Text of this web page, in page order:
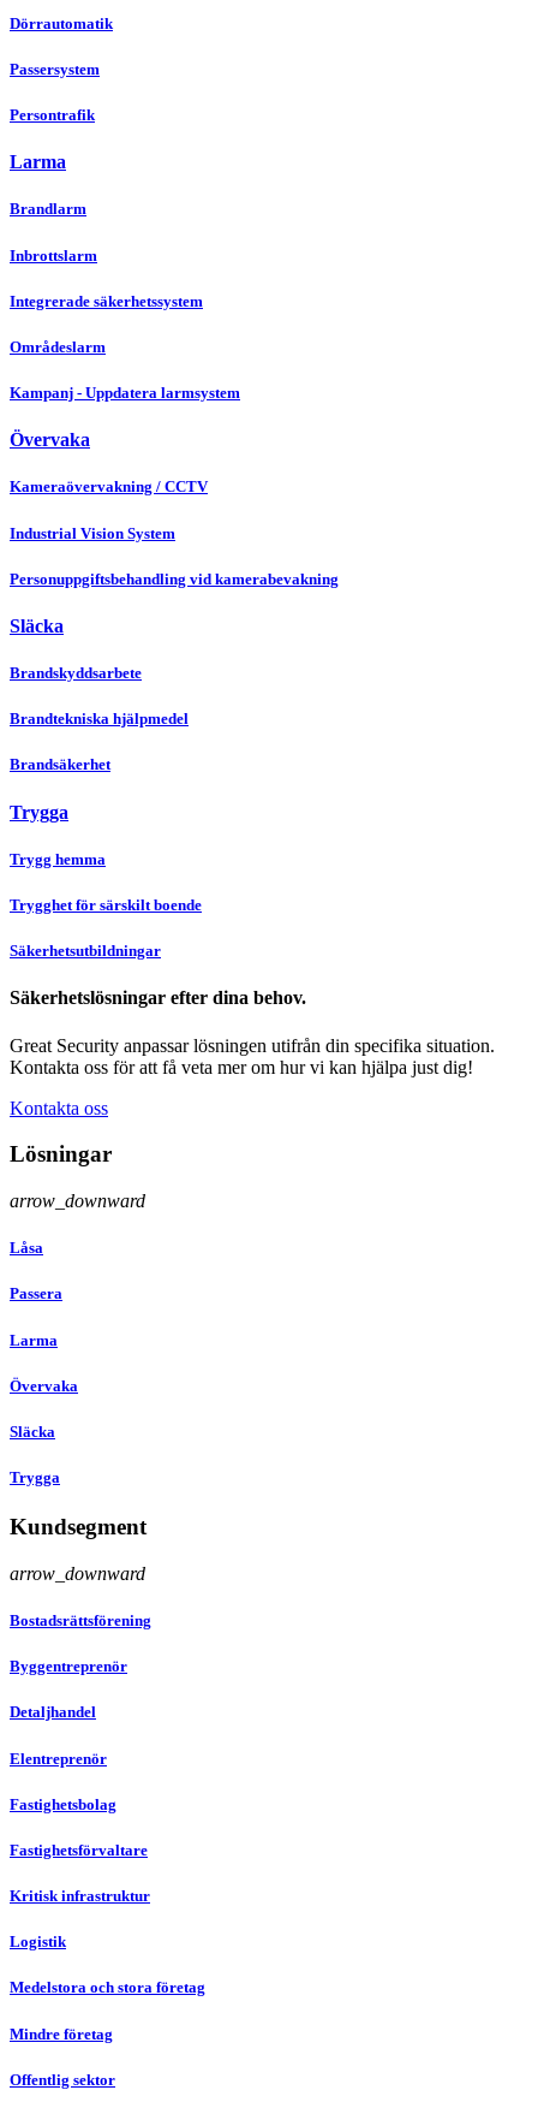
Dörrautomatik
Passersystem
Persontrafik
Larma
Brandlarm
Inbrottslarm
Integrerade säkerhetssystem
Områdeslarm
Kampanj - Uppdatera larmsystem
Övervaka
Kameraövervakning / CCTV
Industrial Vision System
Personuppgiftsbehandling vid kamerabevakning
Släcka
Brandskyddsarbete
Brandtekniska hjälpmedel
Brandsäkerhet
Trygga
Trygg hemma
Trygghet för särskilt boende
Säkerhetsutbildningar
Säkerhetslösningar efter dina behov.
Great Security anpassar lösningen utifrån din specifika situation.
Kontakta oss för att få veta mer om hur vi kan hjälpa just dig!
Kontakta oss
Lösningar
arrow_downward
Låsa
Passera
Larma
Övervaka
Släcka
Trygga
Kundsegment
arrow_downward
Bostadsrättsförening
Byggentreprenör
Detaljhandel
Elentreprenör
Fastighetsbolag
Fastighetsförvaltare
Kritisk infrastruktur
Logistik
Medelstora och stora företag
Mindre företag
Offentlig sektor